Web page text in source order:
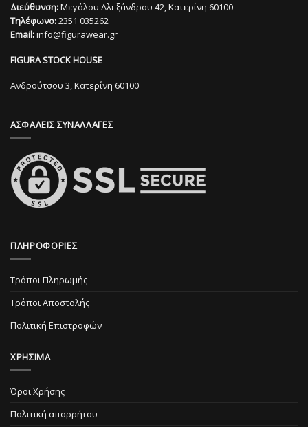
παραλλαγές.
Οι
επιλογές
μπορούν
επιλεγούν
του
παραλλαγές.
Διεύθυνση:Μεγάλου Αλεξάνδρου 42, Κατερίνη 60100
Τηλέφωνο:2351 035262
Email:info@figurawear.gr
FIGURA STOCK HOUSE
Ανδρούτσου 3, Κατερίνη 60100
ΑΣΦΑΛΕΙΣ ΣΥΝΑΛΛΑΓΕΣ
ΠΛΗΡΟΦΟΡΙΕΣ
Τρόποι Πληρωμής
Τρόποι Αποστολής
Πολιτική Επιστροφών
ΧΡΗΣΙΜΑ
Όροι Χρήσης
Πολιτική απορρήτου